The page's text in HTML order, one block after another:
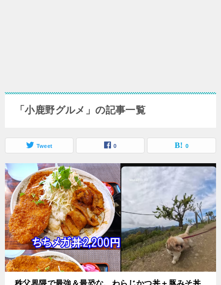
「小鹿野グルメ」の記事一覧
Tweet 0 0
秩父界隈で最強＆最恐な、わらじかつ丼＋豚みそ丼